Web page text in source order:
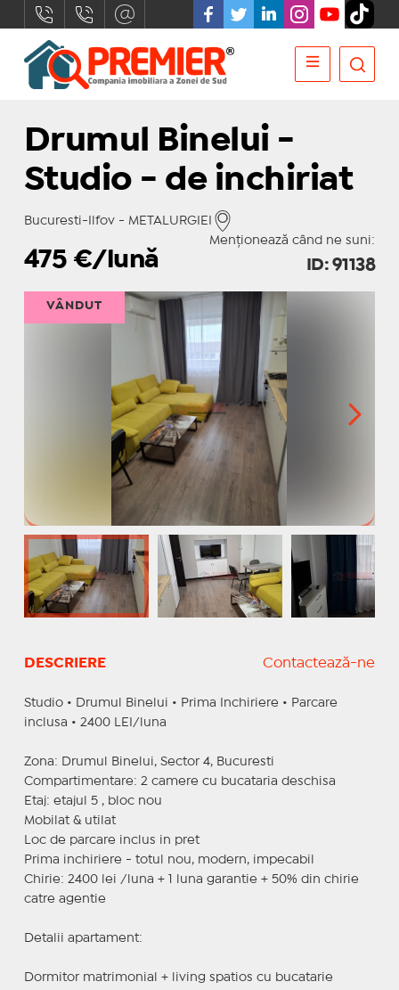
Drumul Binelui -
Studio - de inchiriat
Bucuresti-Ilfov - METALURGIEI
Menționează când ne suni:
475 €/lună ID: 91138
VÂNDUT
DESCRIERE Contactează-ne
Studio • Drumul Binelui • Prima Inchiriere • Parcare
inclusa • 2400 LEI/luna
Zona: Drumul Binelui, Sector 4, Bucuresti
Compartimentare: 2 camere cu bucataria deschisa
Etaj: etajul 5 , bloc nou
Mobilat & utilat
Loc de parcare inclus in pret
Prima inchiriere - totul nou, modern, impecabil
Chirie: 2400 lei /luna + 1 luna garantie + 50% din chirie
catre agentie
Detalii apartament:
Dormitor matrimonial + living spatios cu bucatarie